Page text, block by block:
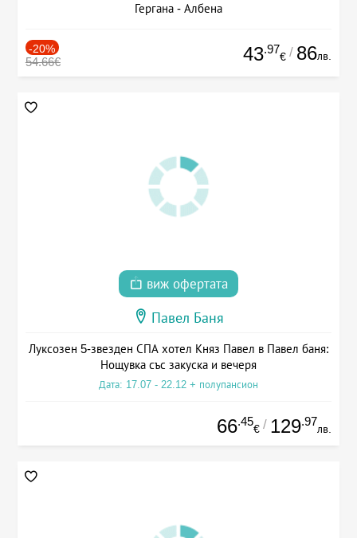
Гергана - Албена
-20%
54.66€ 43.97
€ / 86лв.
виж офертата
Павел Баня
Луксозен 5-звезден СПА хотел Княз Павел в Павел баня:
Нощувка със закуска и вечеря
Дата: 17.07 - 22.12 + полупансион
66.45
€ / 129.97
лв.